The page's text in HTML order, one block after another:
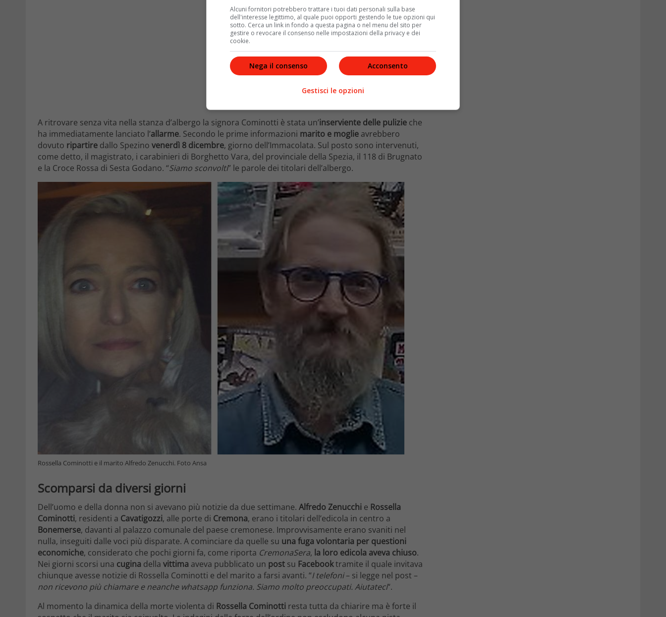
A ritrovare senza vita nella stanza d’albergo la signora Cominotti è stata un’inserviente delle pulizie che
ha immediatamente lanciato l’allarme. Secondo le prime informazioni marito e moglie avrebbero
dovuto ripartire dallo Spezino venerdì 8 dicembre, giorno dell’Immacolata. Sul posto sono intervenuti,
come detto, il magistrato, i carabinieri di Borghetto Vara, del provinciale della Spezia, il 118 di Brugnato
e la Croce Rossa di Sesta Godano. “Siamo sconvolti” le parole dei titolari dell’albergo.
Rossella Cominotti e il marito Alfredo Zenucchi. Foto Ansa
Scomparsi da diversi giorni
Dell’uomo e della donna non si avevano più notizie da due settimane. Alfredo Zenucchi e Rossella
Cominotti, residenti a Cavatigozzi, alle porte di Cremona, erano i titolari dell’edicola in centro a
Bonemerse, davanti al palazzo comunale del paese cremonese. Improvvisamente erano svaniti nel
nulla, inseguiti dalle voci più disparate. A cominciare da quelle su una fuga volontaria per questioni
economiche, considerato che pochi giorni fa, come riporta CremonaSera, la loro edicola aveva chiuso.
Nei giorni scorsi una cugina della vittima aveva pubblicato un post su Facebooktramite il quale invitava
chiunque avesse notizie di Rossella Cominotti e del marito a farsi avanti. “I telefoni– si legge nel post –
non ricevono più chiamare e neanche whatsapp funziona. Siamo molto preoccupati. Aiutateci“.
Al momento la dinamica della morte violenta di Rossella Cominotti resta tutta da chiarire ma è forte il
Alcuni fornitori potrebbero trattare i tuoi dati personali sulla base
dell'interesse legittimo, al quale puoi opporti gestendo le tue opzioni qui
sotto. Cerca un link in fondo a questa pagina o nel menu del sito per
gestire o revocare il consenso nelle impostazioni della privacy e dei
cookie.
Acconsento
Nega il consenso
Gestisci le opzioni